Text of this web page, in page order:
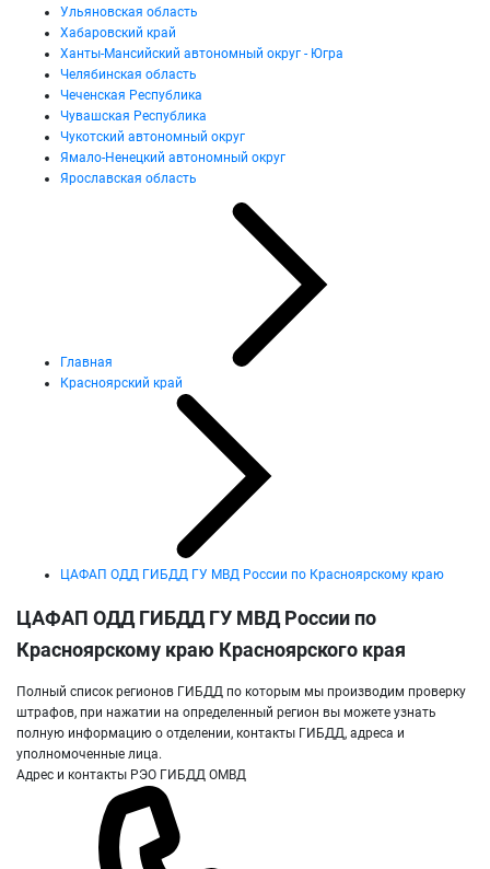
Ульяновская область
Хабаровский край
Ханты-Мансийский автономный округ - Югра
Челябинская область
Чеченская Республика
Чувашская Республика
Чукотский автономный округ
Ямало-Ненецкий автономный округ
Ярославская область
Главная
Красноярский край
ЦАФАП ОДД ГИБДД ГУ МВД России по Красноярскому краю
ЦАФАП ОДД ГИБДД ГУ МВД России по
Красноярскому краю Красноярского края
Полный список регионов ГИБДД по которым мы производим проверку
штрафов, при нажатии на определенный регион вы можете узнать
полную информацию о отделении, контакты ГИБДД, адреса и
уполномоченные лица.
Адрес и контакты РЭО ГИБДД ОМВД